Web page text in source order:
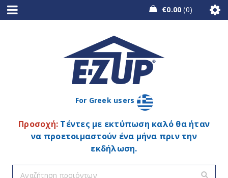
€0.00 0
For Greek users
Προσοχή: Τέντες με εκτύπωση καλό θα ήταν
να προετοιμαστούν ένα μήνα πριν την
εκδήλωση.